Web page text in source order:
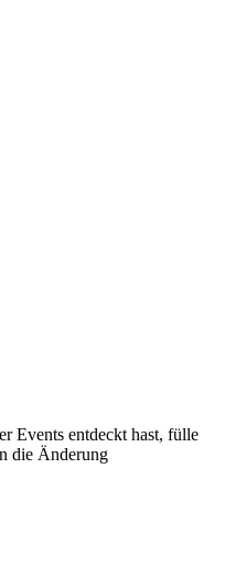
Events entdeckt hast, fülle
die Änderung